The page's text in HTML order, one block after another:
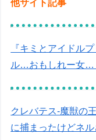
他サイト記事
『キミとアイドル
ル…おもしれー女…
クレバテス-魔獣の
に捕まったけどネル